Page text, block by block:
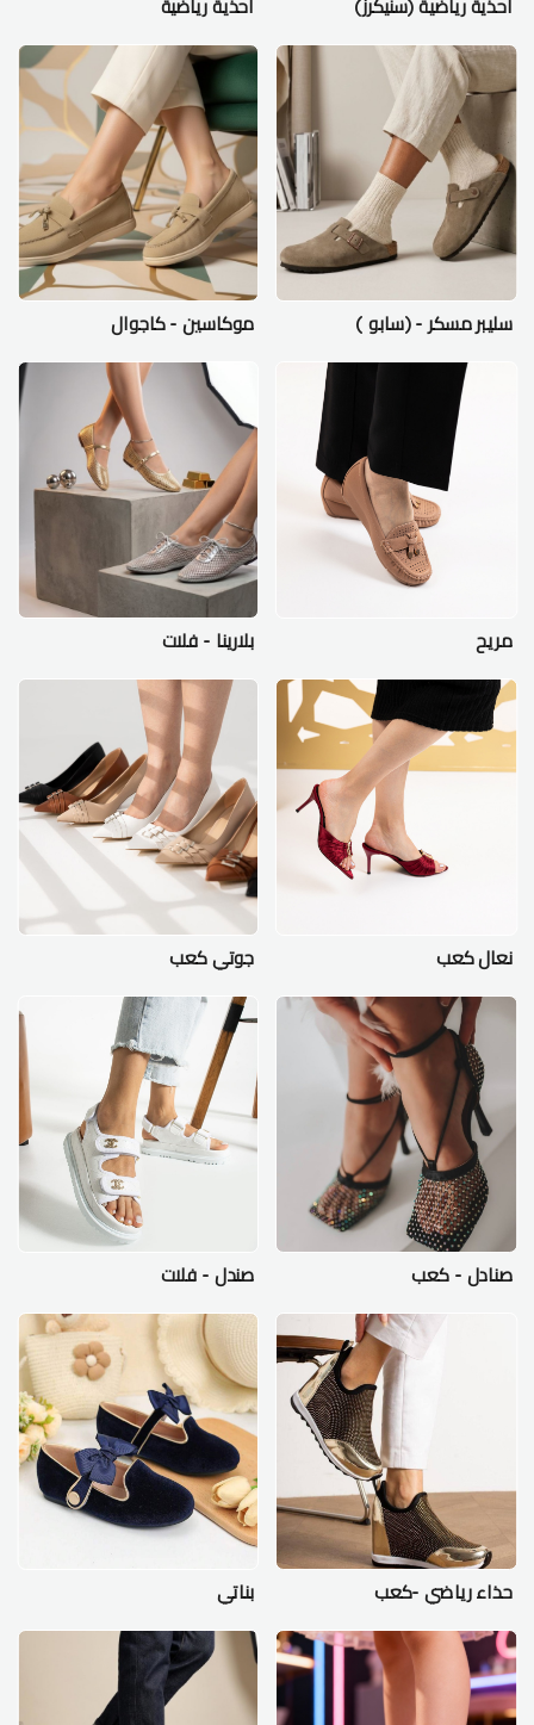
احذية رياضية (سنيكرز) احذية رياضية
سليبر مسكر - (سابو ) موكاسين - كاجوال
مريح بلارينا - فلات
نعال كعب جوتي كعب
صنادل - كعب صندل - فلات
حذاء رياضي -كعب بناتي